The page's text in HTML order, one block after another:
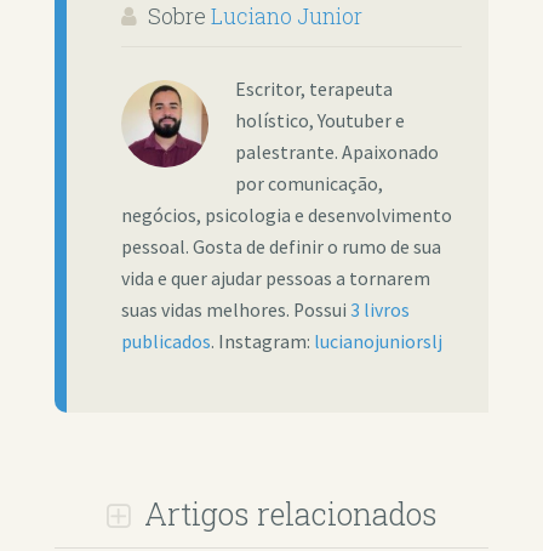
Sobre Luciano Junior
Escritor, terapeuta
holístico, Youtuber e
palestrante. Apaixonado
por comunicação,
negócios, psicologia e desenvolvimento
pessoal. Gosta de definir o rumo de sua
vida e quer ajudar pessoas a tornarem
suas vidas melhores. Possui 3 livros
publicados. Instagram: lucianojuniorslj
Artigos relacionados